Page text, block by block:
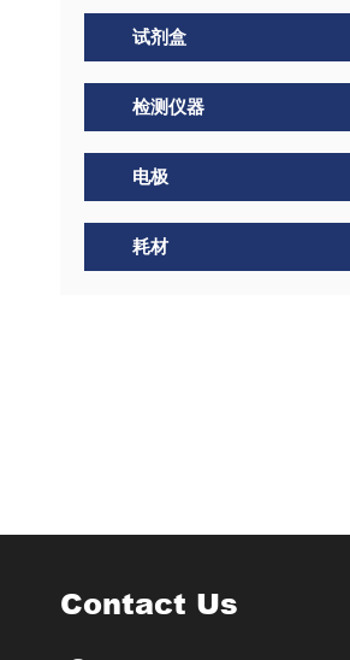
试剂盒
检测仪器
电极
耗材
Contact Us